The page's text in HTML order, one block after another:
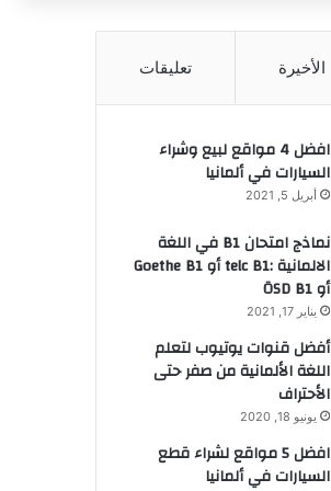
الأخيرة تعليقات
افضل 4 مواقع لبيع وشراء
السيارات في ألمانيا
أبريل 5, 2021
نماذج امتحان B1 في اللغة
الالمانية :telc B1 أو Goethe B1
أو ÖSD B1
يناير 17, 2021
أفضل قنوات يوتيوب لتعلم
اللغة الألمانية من صفر حتى
الأحتراف
يونيو 18, 2020
افضل 5 مواقع لشراء قطع
السيارات في ألمانيا